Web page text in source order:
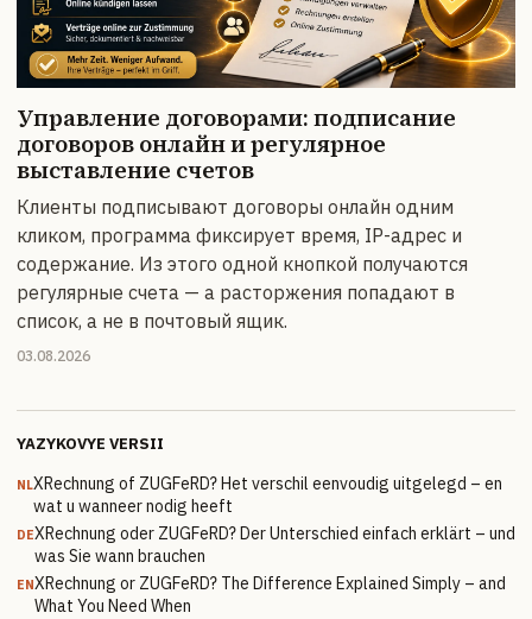
Управление договорами: подписание
договоров онлайн и регулярное
выставление счетов
Клиенты подписывают договоры онлайн одним
кликом, программа фиксирует время, IP-адрес и
содержание. Из этого одной кнопкой получаются
регулярные счета — а расторжения попадают в
список, а не в почтовый ящик.
03.08.2026
YAZYKOVYE VERSII
NLXRechnung of ZUGFeRD? Het verschil eenvoudig uitgelegd – en
wat u wanneer nodig heeft
DEXRechnung oder ZUGFeRD? Der Unterschied einfach erklärt – und
was Sie wann brauchen
ENXRechnung or ZUGFeRD? The Difference Explained Simply – and
What You Need When